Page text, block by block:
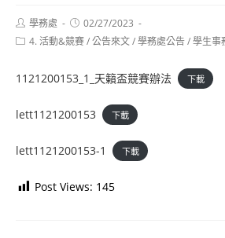
Post
author:
學務處
Post
published:
02/27/2023
Post4. 活動&競賽/公告來文/學務處公告/學生事
1121200153_1_天籟盃競賽辦法 下載
lett1121200153 下載
lett1121200153-1 下載
Post Views: 145